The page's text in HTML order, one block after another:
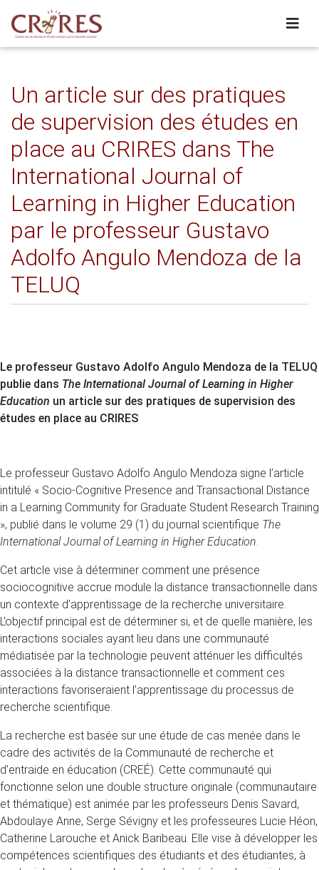
Un article sur des pratiques
de supervision des études en
place au CRIRES dans The
International Journal of
Learning in Higher Education
par le professeur Gustavo
Adolfo Angulo Mendoza de la
TELUQ
Le professeur Gustavo Adolfo Angulo Mendoza de la TELUQ
publie dans The International Journal of Learning in Higher
Education un article sur des pratiques de supervision des
études en place au CRIRES
Le professeur Gustavo Adolfo Angulo Mendoza signe l’article
intitulé « Socio-Cognitive Presence and Transactional Distance
in a Learning Community for Graduate Student Research Training
», publié dans le volume 29 (1) du journal scientifique The
International Journal of Learning in Higher Education.
Cet article vise à déterminer comment une présence
sociocognitive accrue module la distance transactionnelle dans
un contexte d’apprentissage de la recherche universitaire.
L’objectif principal est de déterminer si, et de quelle manière, les
interactions sociales ayant lieu dans une communauté
médiatisée par la technologie peuvent atténuer les difficultés
associées à la distance transactionnelle et comment ces
interactions favoriseraient l’apprentissage du processus de
recherche scientifique.
La recherche est basée sur une étude de cas menée dans le
cadre des activités de la Communauté de recherche et
d’entraide en éducation (CREÉ). Cette communauté qui
fonctionne selon une double structure originale (communautaire
et thématique) est animée par les professeurs Denis Savard,
Abdoulaye Anne, Serge Sévigny et les professeures Lucie Héon,
Catherine Larouche et Anick Baribeau. Elle vise à développer les
compétences scientifiques des étudiants et des étudiantes, à